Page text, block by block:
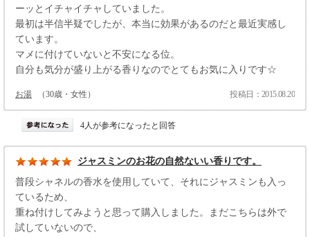
ーッとイチャイチャしていました。
最初は半信半疑でしたが、本当に効果があるのだと最近実感し
ています。
マメに付けていないと不安になる位。
自分も気分が盛り上がる香りなのでとてもお気に入りです☆
お湯 （30歳・女性） 投稿日：2015.08.20
4人が参考になったと回答
ジャスミンのお花の自然ないい香りです。
普段シャネルの香水を使用していて、それにジャスミンも入っ
ているため、
重ね付けしてみようと思って購入しました。まだこちらは外で
試していないので、